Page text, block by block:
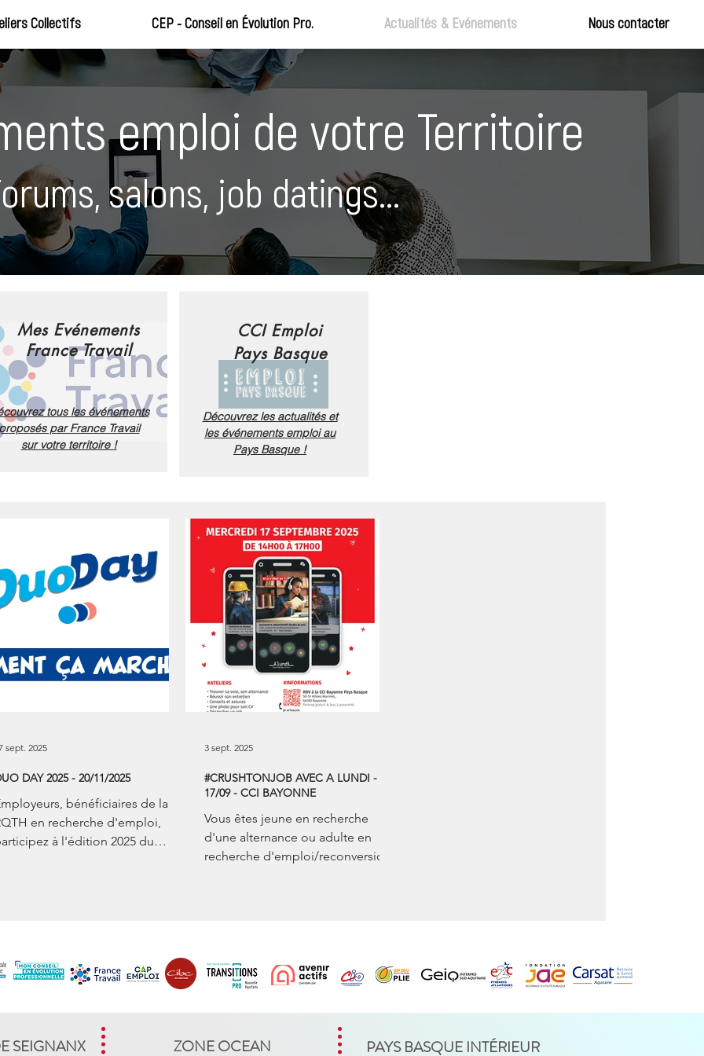
Collectifs CEP - Conseil en Évolution Pro. Actualités & Evénements Nous contacter
emploi de votre Territoire
salons, job datings...
Mes Evénements
France Travail
tous les événements
par France Travail
sur votre territoire !
CCI Emploi
Pays Basque
Découvrez les actualités et
les événements emploi au
Pays Basque !
DAY 2025 - 20/11/2025
bénéficiaires de la
en recherche d'emploi,
à l'édition 2025 du
sept. 2025
#CRUSHTONJOB AVEC A LUNDI -
17/09 - CCI BAYONNE
Vous êtes jeune en recherche
d'une alternance ou adulte en
recherche d'emploi/reconversion
3 sept. 2025
SEIGNANX ZONE OCEAN PAYS BASQUE INTÉRIEUR